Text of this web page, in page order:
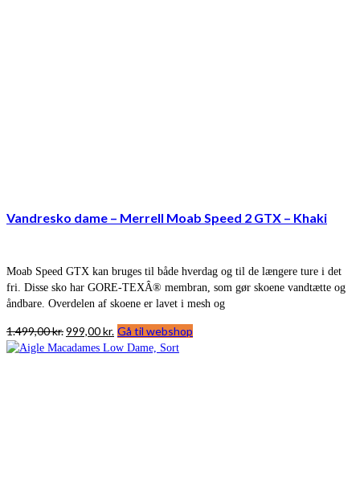
Vandresko dame – Merrell Moab Speed 2 GTX – Khaki
Moab Speed GTX kan bruges til både hverdag og til de længere ture i det
fri. Disse sko har GORE-TEXÂ® membran, som gør skoene vandtætte og
åndbare. Overdelen af skoene er lavet i mesh og
1.499,00kr.Den
oprindelige
999,00kr. Den
aktuelle
Gå til webshop